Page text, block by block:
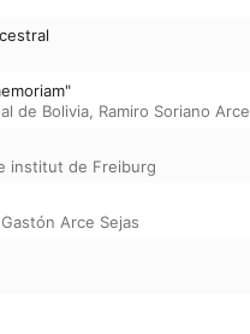
de Bolivia, Ramiro Soriano Arce
institut de Freiburg
Gastón Arce Sejas